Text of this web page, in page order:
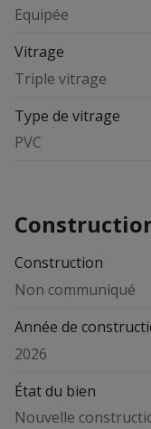
Equipée
Vitrage
Triple vitrage
Type de vitrage
PVC
Construction
Non communiqué
Année de
2026
État du bien
Nouvelle